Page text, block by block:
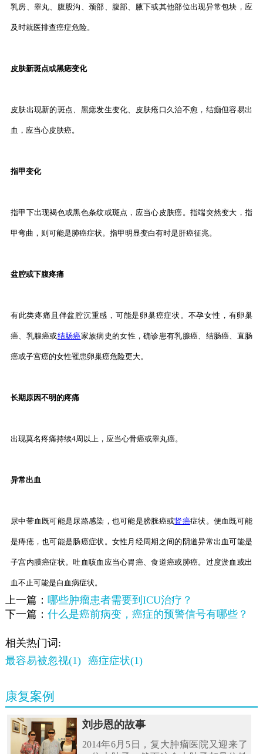
乳房、睾丸、腹股沟、颈部、腹部、腋下或其他部位出现异常包块，应
及时就医排查癌症危险。
皮肤新斑点或黑痣变化
皮肤出现新的斑点、黑痣发生变化、皮肤疮口久治不愈，结痂但容易出
血，应当心皮肤癌。
指甲变化
指甲下出现褐色或黑色条纹或斑点，应当心皮肤癌。指端突然变大，指
甲弯曲，则可能是肺癌症状。指甲明显变白有时是肝癌征兆。
盆腔或下腹疼痛
有此类疼痛且伴盆腔沉重感，可能是卵巢癌症状。不孕女性，有卵巢
癌、乳腺癌或结肠癌家族病史的女性，确诊患有乳腺癌、结肠癌、直肠
癌或子宫癌的女性罹患卵巢癌危险更大。
长期原因不明的疼痛
出现莫名疼痛持续4周以上，应当心骨癌或睾丸癌。
异常出血
尿中带血既可能是尿路感染，也可能是膀胱癌或肾癌症状。便血既可能
是痔疮，也可能是肠癌症状。女性月经周期之间的阴道异常出血可能是
子宫内膜癌症状。吐血咳血应当心胃癌、食道癌或肺癌。过度淤血或出
血不止可能是白血病症状。
上一篇： 哪些肿瘤患者需要到ICU治疗？
下一篇： 什么是癌前病变，癌症的预警信号有哪些？
相关热门词:
最容易被忽视(1)
癌症症状(1)
康复案例
刘步恩的故事
2014年6月5日，复大肿瘤医院又迎来了